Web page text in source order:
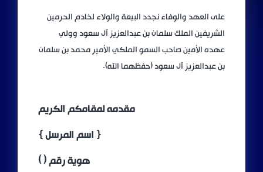
على العهد والوفاء نجدد البيعة والولاء لخادم الحرمين
الشريفين الملك سلمان بن عبدالعزيز آل سعود وولي
عهده الأمين صاحب السمو الملكي الأمير محمد بن سلمان
بن عبدالعزيز آل سعود (حفظهما الله).
مقدمه لمقامكم الكريم
{ اسم المرسل }
هوية رقم ( )